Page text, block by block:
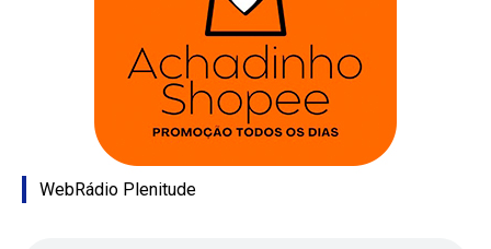
WebRádio Plenitude